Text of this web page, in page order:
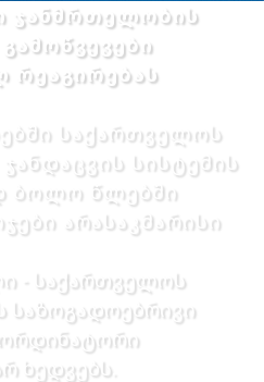
ჯანმრთელობის
რეაგირებას
საქართველოს
სისტემის
ბოლო წლებში
არასაკმარისი
- საქართველოს
საზოგადოებრივი
ხედვებს.